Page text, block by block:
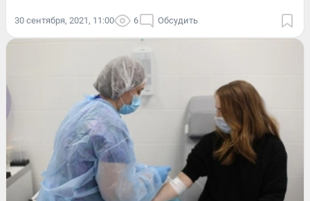
30 сентября, 2021, 11:00 6 Обсудить